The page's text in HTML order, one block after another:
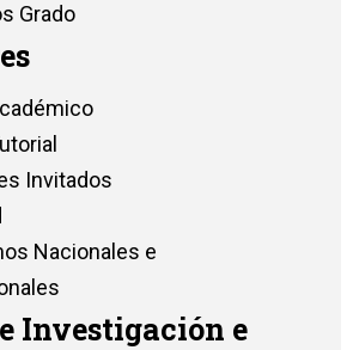
Grado
Invitados
Nacionales e
Investigación e